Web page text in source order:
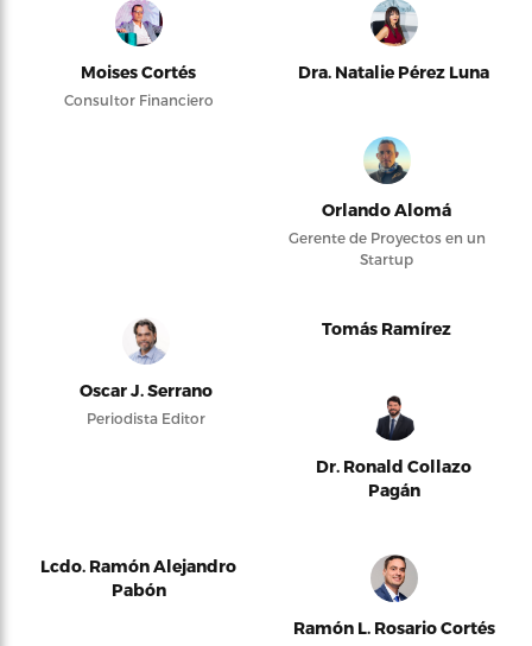
Moises Cortés
Consultor Financiero
Dra. Natalie Pérez Luna
Orlando Alomá
Gerente de Proyectos en un
Startup
Oscar J. Serrano
Periodista Editor
Tomás Ramírez
Dr. Ronald Collazo
Pagán
Lcdo. Ramón Alejandro
Pabón
Ramón L. Rosario Cortés